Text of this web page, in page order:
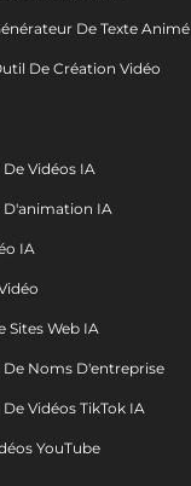
De Texte Animé
De Création Vidéo
Vidéos IA
D'animation IA
IA
Sites Web IA
De Noms D'entreprise
Vidéos TikTok IA
YouTube